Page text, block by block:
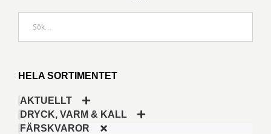
HELA SORTIMENTET
AKTUELLT
DRYCK, VARM & KALL
FÄRSKVAROR